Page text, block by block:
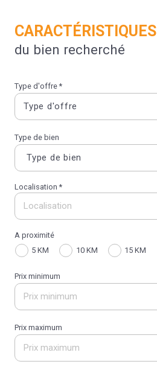
CARACTÉRISTIQUES
du bien recherché
Type d'offre *
Type d'offre
Type de bien
Type de bien
Localisation *
A proximité
5 KM
10 KM 15 KM
Prix minimum
Prix maximum